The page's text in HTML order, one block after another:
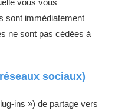
vous vous
sont immédiatement
ne sont pas cédées à
sociaux)
ins ») de partage vers